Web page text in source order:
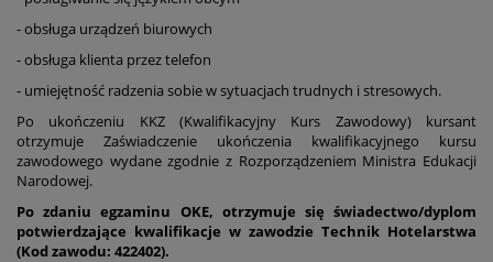
- obsługa urządzeń biurowych
- obsługa klienta przez telefon
- umiejętność radzenia sobie w sytuacjach trudnych i stresowych.
Po ukończeniu KKZ (Kwalifikacyjny Kurs Zawodowy) kursant
otrzymuje Zaświadczenie ukończenia kwalifikacyjnego kursu
zawodowego wydane zgodnie z Rozporządzeniem Ministra Edukacji
Narodowej.
Po zdaniu egzaminu OKE, otrzymuje się świadectwo/dyplom
potwierdzające kwalifikacje w zawodzie Technik Hotelarstwa
(Kod zawodu: 422402).